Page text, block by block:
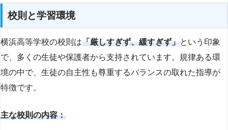
校則と学習環境
横浜高等学校の校則は「厳しすぎず、緩すぎず」という印象
で、多くの生徒や保護者から支持されています。規律ある環
境の中で、生徒の自主性も尊重するバランスの取れた指導が
特徴です。
主な校則の内容：